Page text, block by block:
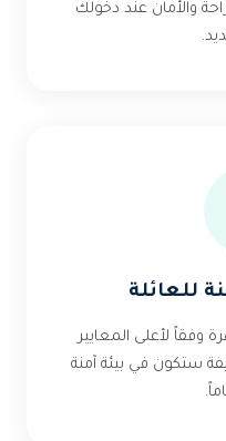
والأمان عند دخولك
للعائلة
لأعلى المعايير
ستكون في بيئة آمنة